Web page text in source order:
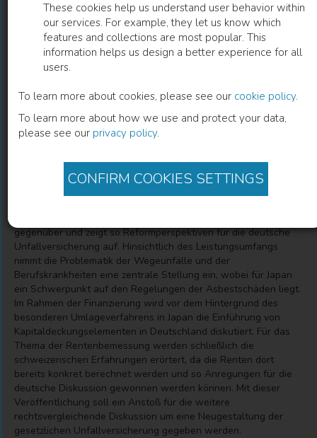
These cookies help us understand user behavior within
our services. For example, they let us know which
features and collections are most popular. This
information helps us design a better experience for all
users.
To learn more about cookies, please see our cookie policy.
To learn more about how we use and protect your data,
please see our privacy policy.
CONFIRM COOKIES SETTINGS
Perspektiven der Unfallversicherung in
Japan und Deutschland
Ulrich Becker(Editor) Kenichiro Nishimura( Editor)
Christina Walser( Editor
Description
gegenüber und zeigt so Reformperspektiven für die deutsche
Unfallversicherung auf. Hinsichtlich des Leistungsumfangs
nimmt die Problematik der Wegeunfälle und der
Berufskrankheiten eine zentrale Stellung ein, wobei für Japan
ein Schwerpunkt auf den Regelungen der Asbestschäden liegt.
Im Rahmen der Finanzierung wird vor dem Hintergrund des
besonderen Umlageverfahrens in Japan die Einführung von
Kapitaldeckungselementen in Deutschland diskutiert. Für das
Thema der Rentenbemessung werden schließlich die
schweizerischen Erfahrungen erörtert, da die Renten dort
bereits konkret berechnet werden und so Anregungen für die
deutsche Diskussion gewonnen werden können. Mit dieser
Veröffentlichung soll ein Anstoß für die weitere
rechtsvergleichende Diskussion um eine Neugestaltung der
gesetzlichen Unfallversicherung gegeben werden.